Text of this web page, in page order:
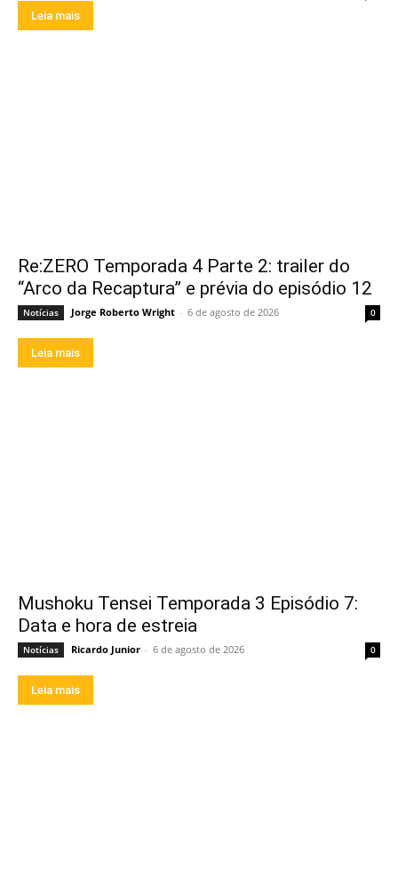
Leia mais
Re:ZERO Temporada 4 Parte 2: trailer do
“Arco da Recaptura” e prévia do episódio 12
Notícias Jorge Roberto Wright - 6 de agosto de 2026 0
Leia mais
Mushoku Tensei Temporada 3 Episódio 7:
Data e hora de estreia
Notícias Ricardo Junior - 6 de agosto de 2026 0
Leia mais